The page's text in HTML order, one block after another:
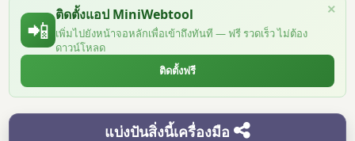
📲
ติดตั้งแอป MiniWebtool
เพิ่มไปยังหน้าจอหลักเพื่อเข้าถึงทันที — ฟรี รวดเร็ว ไม่ต้อง
ดาวน์โหลด
ติดตั้งฟรี
×
แบ่งปันสิ่งนี้เครื่องมือ